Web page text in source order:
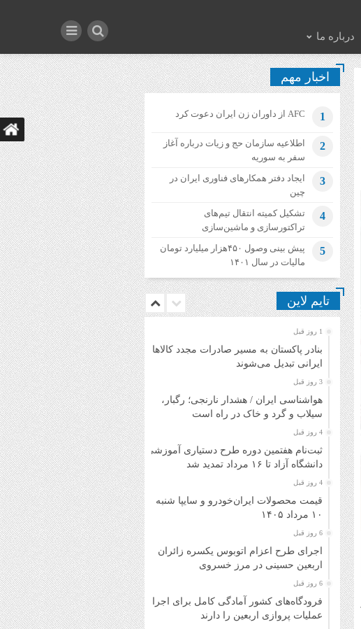
درباره ما
اخبار مهم
1 AFC از داوران زن ایران دعوت کرد
2
اطلاعیه‌ سازمان حج و زیات درباره آغاز
سفر به سوریه
3
ایجاد دفتر همکارهای فناوری ایران در
چین
4
تشکیل کمیته انتقال تیم‌های
تراکتورسازی و ماشین‌سازی
5
پیش بینی وصول ۴۵۰هزار میلیارد تومان
مالیات در سال ۱۴۰۱
تایم لاین
1 روز قبل
بنادر پاکستان به مسیر صادرات مجدد کالاهای
ایرانی تبدیل می‌شوند
3 روز قبل
هواشناسی ایران / هشدار نارنجی؛ رگبار،
سیلاب و گرد و خاک در راه است
4 روز قبل
ثبت‌نام هفتمین دوره طرح دستیاری آموزشی
دانشگاه آزاد تا ۱۶ مرداد تمدید شد
4 روز قبل
قیمت محصولات ایران‌خودرو و سایپا شنبه
۱۰ مرداد ۱۴۰۵
6 روز قبل
اجرای طرح اعزام اتوبوس یکسره زائران
اربعین حسینی در مرز خسروی
6 روز قبل
فرودگاه‌های کشور آمادگی کامل برای اجرای
عملیات پروازی اربعین را دارند